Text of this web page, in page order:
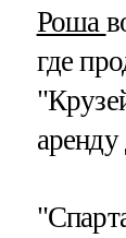
Роша
где
аренду